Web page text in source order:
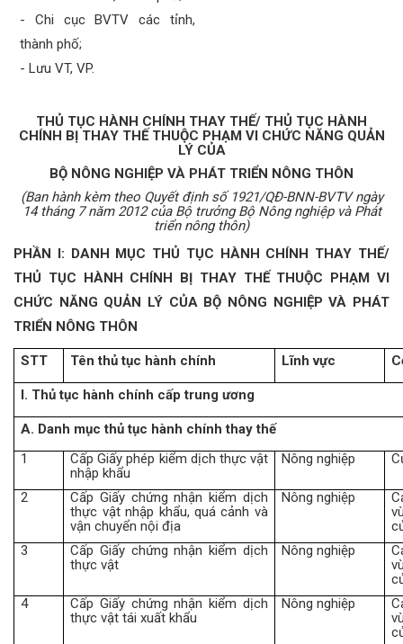
- Chi cục BVTV các tỉnh,
thành phố;
- Lưu VT, VP.
THỦ TỤC HÀNH CHÍNH THAY THẾ/ THỦ TỤC HÀNH
CHÍNH BỊ THAY THẾ THUỘC PHẠM VI CHỨC NĂNG QUẢN
LÝ CỦA
BỘ NÔNG NGHIỆP VÀ PHÁT TRIỂN NÔNG THÔN
(Ban hành kèm theo Quyết định số 1921/QĐ-BNN-BVTV ngày
14 tháng 7 năm 2012 của Bộ trưởng Bộ Nông nghiệp và Phát
triển nông thôn)
PHẦN I: DANH MỤC THỦ TỤC HÀNH CHÍNH THAY THẾ/
THỦ TỤC HÀNH CHÍNH BỊ THAY THẾ THUỘC PHẠM VI
CHỨC NĂNG QUẢN LÝ CỦA BỘ NÔNG NGHIỆP VÀ PHÁT
TRIỂN NÔNG THÔN
STT Tên thủ tục hành chính Lĩnh vực
I. Thủ tục hành chính cấp trung ương
A. Danh mục thủ tục hành chính thay thế
1
Cấp Giấy phép kiểm dịch thực vật
nhập khẩu
Nông nghiệp
2
Cấp Giấy chứng nhận kiểm dịch
thực vật nhập khẩu, quá cảnh và
vận chuyển nội địa
Nông nghiệp
3
Cấp Giấy chứng nhận kiểm dịch
thực vật
Nông nghiệp
4
Cấp Giấy chứng nhận kiểm dịch
thực vật tái xuất khẩu
Nông nghiệp